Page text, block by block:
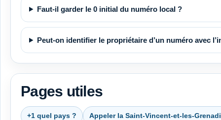
Faut-il garder le 0 initial du numéro local ?
Peut-on identifier le propriétaire d’un numéro avec
Pages utiles
+1 quel pays ? Appeler la Saint-Vincent-et-les-